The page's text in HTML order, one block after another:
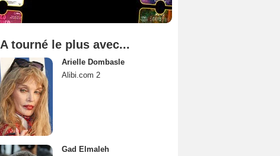
A tourné le plus avec...
Arielle Dombasle
Alibi.com 2
Gad Elmaleh